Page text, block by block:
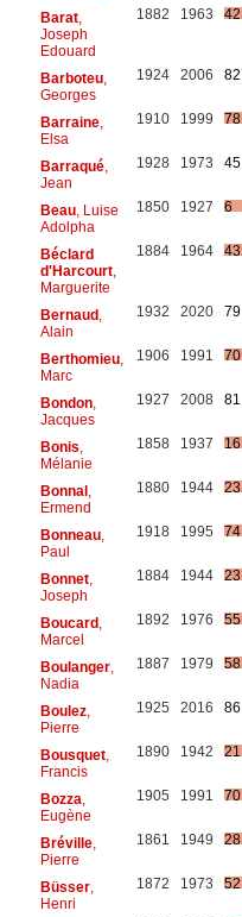
Barat,
Joseph
Edouard
1882 1963 42
Barboteu,
Georges
1924 2006 82
Barraine,
Elsa
1910 1999 78
Barraqué,
Jean
1928 1973 45
Beau, Luise
Adolpha
1850 1927 6
Béclard
d'Harcourt,
Marguerite
1884 1964 43
Bernaud,
Alain
1932 2020 79
Berthomieu,
Marc
1906 1991 70
Bondon,
Jacques
1927 2008 81
Bonis
Mélanie
1858 1937 16
Bonnal,
Ermend
1880 1944 23
Bonneau,
Paul
1918 1995 74
Bonnet,
Joseph
1884 1944 23
Boucard,
Marcel
1892 1976 55
Boulanger,
Nadia
1887 1979 58
Boulez,
Pierre
1925 2016 86
Bousquet,
Francis
1890 1942 21
Bozza
Eugène
1905 1991 70
Bréville,
Pierre
1861 1949 28
Büsser,
Henri
1872 1973 52